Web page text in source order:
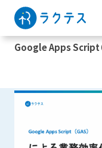
Google Apps Script